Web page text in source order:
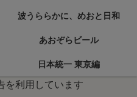
波うららかに、めおと日和
あおぞらビール
日本統一 東京編
を利用しています